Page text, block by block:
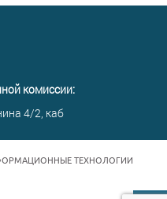
комиссии:
4/2, каб
ТЕХНОЛОГИИ